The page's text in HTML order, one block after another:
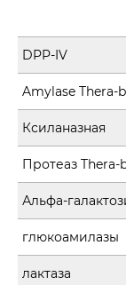
DPP-IV
Amylase Thera-
Ксиланазная
Протеаз Thera-
Альфа-
глюкоамилазы
лактаза